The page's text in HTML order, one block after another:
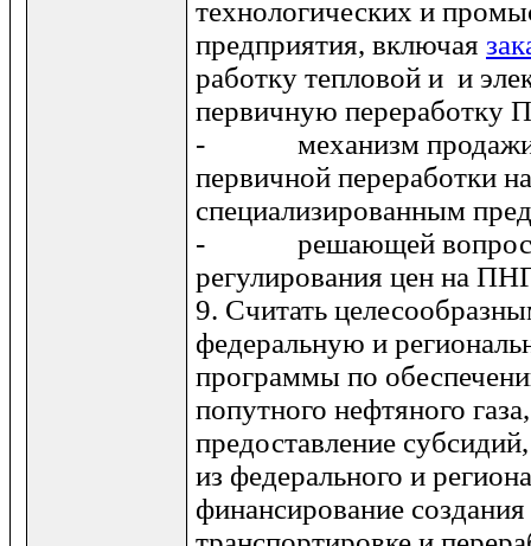
технологических и
предприятия, включая
работку тепловой и и
первичную переработку
- механизм продажи
первич­ной переработки
специализированным
- решающей вопросы
регулирования цен на
9. Считать
федераль­ную и
программы по
попутного нефтяного
предоставление
из федерального и
финанси­рование